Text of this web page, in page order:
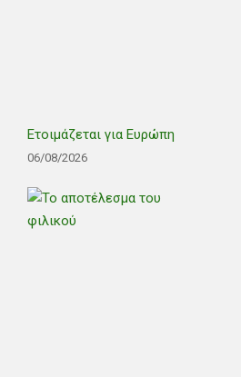
Ετοιμάζεται για Ευρώπη
06/08/2026